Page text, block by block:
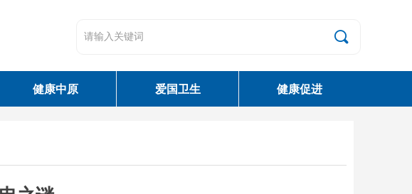
健康中原 爱国卫生 健康促进
끠